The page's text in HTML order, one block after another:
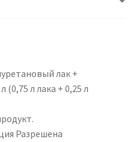
лак +
л лака + 0,25 л
Разрешена